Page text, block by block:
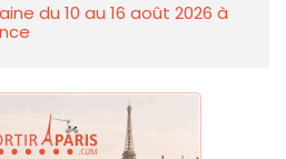
du 10 au 16 août 2026 à